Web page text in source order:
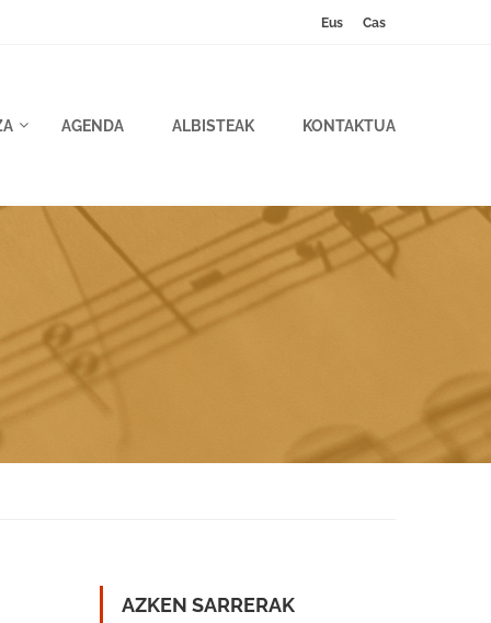
Eus Cas
AGENDA ALBISTEAK KONTAKTUA
AZKEN SARRERAK